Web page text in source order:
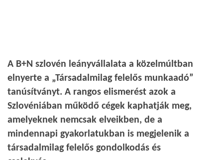
A B+N szlovén leányvállalata a közelmúltban
elnyerte a „Társadalmilag felelős munkaadó”
tanúsítványt. A rangos elismerést azok a
Szlovéniában működő cégek kaphatják meg,
amelyeknek nemcsak elveikben, de a
mindennapi gyakorlatukban is megjelenik a
társadalmilag felelős gondolkodás és